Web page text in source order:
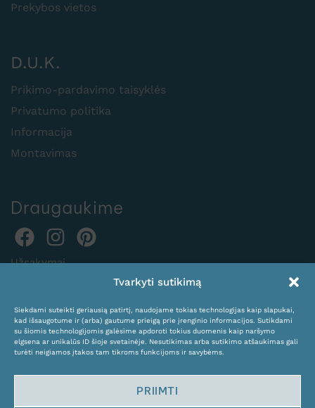
Tvarkyti sutikimą
Siekdami suteikti geriausią patirtį, naudojame tokias technologijas kaip slapukai,
kad išsaugotume ir (arba) gautume prieigą prie įrenginio informacijos. Sutikdami
su šiomis technologijomis galėsime apdoroti tokius duomenis kaip naršymo
elgsena ar unikalūs ID šioje svetainėje. Nesutikimas arba sutikimo atšaukimas gali
turėti neigiamos įtakos tam tikroms funkcijoms ir savybėms.
PRIIMTI
Prekybos vietos
D.U.K.
Prikimo-pardavimo taisyklės
Privatumo politika
Informacija
Montavimas
Draugaukime
Užsakymai
expocentras@kame.lt
Tel. +370 611 31131